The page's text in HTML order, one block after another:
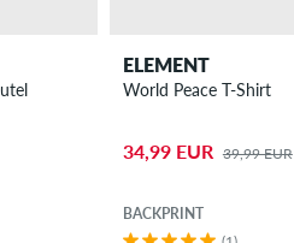
ELEMENT
World Peace T-Shirt
34,99 EUR 39,99 EUR
BACKPRINT